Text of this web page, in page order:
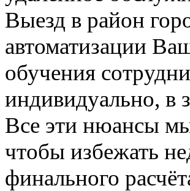
Выезд в район
автоматизации
обучения
индивидуально, в
Все эти нюансы
чтобы избежать
финального